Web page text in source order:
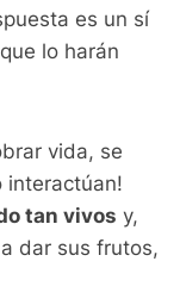
es un sí
lo harán
vida, se
interactúan!
tan vivos y,
dar sus frutos,